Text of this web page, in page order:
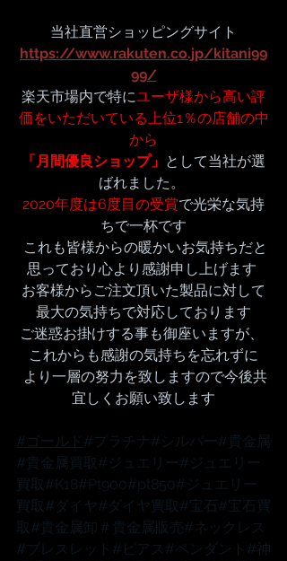
当社直営ショッピングサイト
https://www.rakuten.co.jp/kitani99
99/
楽天市場内で特にユーザ様から高い評
価をいただいている上位1％の店舗の中
から
「月間優良ショップ」 として当社が選
ばれました。
2020年度は6度目の受賞で光栄な気持
ちで一杯です
思っており心より感謝申し上げます
お客様からご注文頂いた製品に対して
最大の気持ちで対応しております
ご迷惑お掛けする事も御座いますが、
これからも感謝の気持ちを忘れずに
宜しくお願い致します
#ゴールド #プラチナ #シルバー #貴金属
#貴金属買取 #ジュエリー #ジュエリー
買取 #K18#Pt900#pt850#ジュエリー
買取 #ダイヤ #ダイヤ買取 #宝石 #宝石買
取 #貴金属卸 ＃貴金属販売#ネックレス
#ブレスレット #ピアス #ペンダント #神